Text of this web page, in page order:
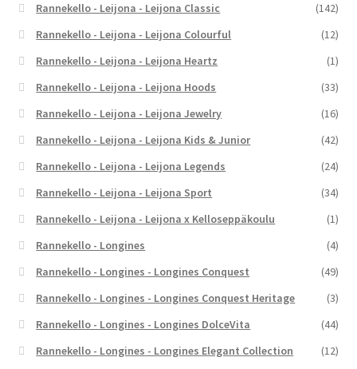
Rannekello - Leijona - Leijona Classic
(142)
Rannekello - Leijona - Leijona Colourful
(12)
Rannekello - Leijona - Leijona Heartz
(1)
Rannekello - Leijona - Leijona Hoods
(33)
Rannekello - Leijona - Leijona Jewelry
(16)
Rannekello - Leijona - Leijona Kids & Junior
(42)
Rannekello - Leijona - Leijona Legends
(24)
Rannekello - Leijona - Leijona Sport
(34)
Rannekello - Leijona - Leijona x Kelloseppäkoulu
(1)
Rannekello - Longines
(4)
Rannekello - Longines - Longines Conquest
(49)
Rannekello - Longines - Longines Conquest Heritage
(3)
Rannekello - Longines - Longines DolceVita
(44)
Rannekello - Longines - Longines Elegant Collection
(12)